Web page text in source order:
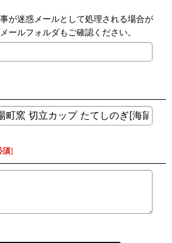
が迷惑メールとして処理される場合が
ールフォルダもご確認ください。
須]